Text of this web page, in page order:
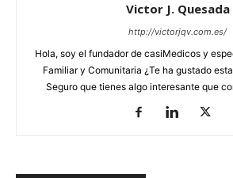
Victor J. Quesada
http://victorjqv.com.es/
Hola, soy el fundador de casiMedicos y
Familiar y Comunitaria ¿Te ha gustado
Seguro que tienes algo interesante que